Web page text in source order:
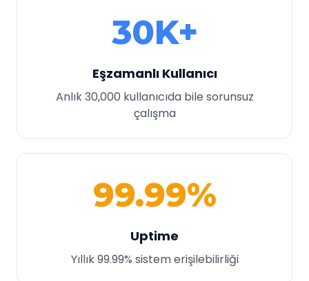
30K+
Eşzamanlı Kullanıcı
Anlık 30,000 kullanıcıda bile sorunsuz
çalışma
99.99%
Uptime
Yıllık 99.99% sistem erişilebilirliği